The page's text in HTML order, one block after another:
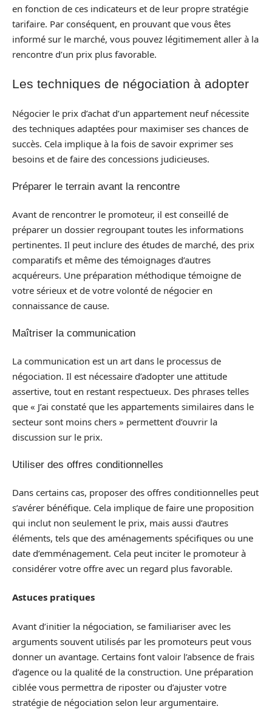
en fonction de ces indicateurs et de leur propre stratégie
tarifaire. Par conséquent, en prouvant que vous êtes
informé sur le marché, vous pouvez légitimement aller à la
rencontre d’un prix plus favorable.
Les techniques de négociation à adopter
Négocier le prix d’achat d’un appartement neuf nécessite
des techniques adaptées pour maximiser ses chances de
succès. Cela implique à la fois de savoir exprimer ses
besoins et de faire des concessions judicieuses.
Préparer le terrain avant la rencontre
Avant de rencontrer le promoteur, il est conseillé de
préparer un dossier regroupant toutes les informations
pertinentes. Il peut inclure des études de marché, des prix
comparatifs et même des témoignages d’autres
acquéreurs. Une préparation méthodique témoigne de
votre sérieux et de votre volonté de négocier en
connaissance de cause.
Maîtriser la communication
La communication est un art dans le processus de
négociation. Il est nécessaire d’adopter une attitude
assertive, tout en restant respectueux. Des phrases telles
que « J’ai constaté que les appartements similaires dans le
secteur sont moins chers » permettent d’ouvrir la
discussion sur le prix.
Utiliser des offres conditionnelles
Dans certains cas, proposer des offres conditionnelles peut
s’avérer bénéfique. Cela implique de faire une proposition
qui inclut non seulement le prix, mais aussi d’autres
éléments, tels que des aménagements spécifiques ou une
date d’emménagement. Cela peut inciter le promoteur à
considérer votre offre avec un regard plus favorable.
Astuces pratiques
Avant d’initier la négociation, se familiariser avec les
arguments souvent utilisés par les promoteurs peut vous
donner un avantage. Certains font valoir l’absence de frais
d’agence ou la qualité de la construction. Une préparation
ciblée vous permettra de riposter ou d’ajuster votre
stratégie de négociation selon leur argumentaire.